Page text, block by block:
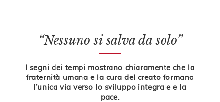
“Nessuno si salva da solo”
I segni dei tempi mostrano chiaramente che la
fraternità umana e la cura del creato formano
l’unica via verso lo sviluppo integrale e la
pace.